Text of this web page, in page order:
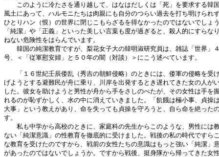
このように冷たさを通り越して、はなはだしくは「死」を要求する韓
風土にあって、ハルモニたちは肉親にも自分のつらい過去を打ち明けられ
ひとりハン（恨）の世界に閉じこもらざるを得なかったのではないでしょ
「純潔」や「正義」といった美しい言葉も度が過ぎると、殺人的にすらな
ねない危険性をはらんでいます。
韓国の純潔教育ですが、梨花女子大の韓明淑研究員は、雑誌「世界」
号、＜「従軍慰安婦」と５０年の闇（対談）＞にこう述べています。
「１６世紀壬辰倭乱（秀吉の朝鮮侵略）のときには、倭軍の侵略を受
げようとする避難民が舟に乗り、川岸を出発するとき遅れてきた女の人が
した。彼女を助けようと男性が舟から手をさしのべたが、その女性は手を
れるのが恥ずかしく、水の中に消えていきました。「飢餓は極小事、貞操
大事」という教えがあり、命を失っても貞操を守ろうと、自ら命を絶った
す。
私も中学から高校のときに、家庭科の先生からこのような、男性には
ない「純潔意識」の性教育を徹底的に受けました。戦後の私の時代ですら
な教育を受けたのですから、戦前の女性たちの意識はもっと強い「純潔」
があったのではないでしょうか。ですから戦後、挺身隊から帰ってきた女